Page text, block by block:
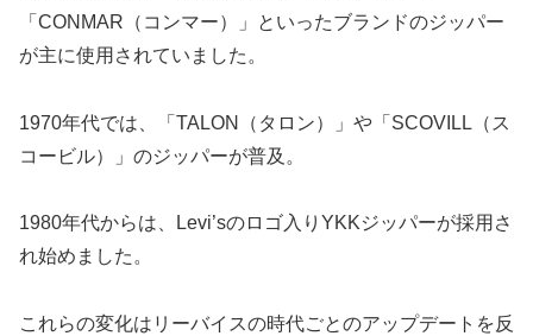
「CONMAR（コンマー）」といったブランドのジッパー
が主に使用されていました。
1970年代では、「TALON（タロン）」や「SCOVILL（ス
コービル）」のジッパーが普及。
1980年代からは、Levi’sのロゴ入りYKKジッパーが採用さ
れ始めました。
これらの変化はリーバイスの時代ごとのアップデートを反